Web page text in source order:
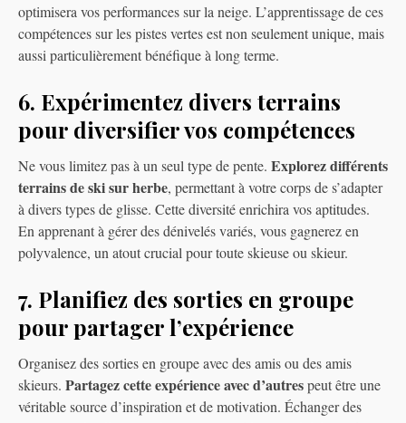
optimisera vos performances sur la neige. L’apprentissage de ces
compétences sur les pistes vertes est non seulement unique, mais
aussi particulièrement bénéfique à long terme.
6. Expérimentez divers terrains
pour diversifier vos compétences
Ne vous limitez pas à un seul type de pente. Explorez différents
terrains de ski sur herbe, permettant à votre corps de s’adapter
à divers types de glisse. Cette diversité enrichira vos aptitudes.
En apprenant à gérer des dénivelés variés, vous gagnerez en
polyvalence, un atout crucial pour toute skieuse ou skieur.
7. Planifiez des sorties en groupe
pour partager l’expérience
Organisez des sorties en groupe avec des amis ou des amis
skieurs. Partagez cette expérience avec d’autrespeut être une
véritable source d’inspiration et de motivation. Échanger des